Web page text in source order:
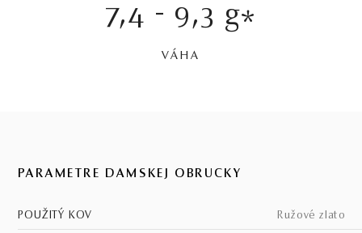
7,4 - 9,3 g*
VÁHA
PARAMETRE DÁMSKEJ OBRÚČKY
POUŽITÝ KOV ružové zlato